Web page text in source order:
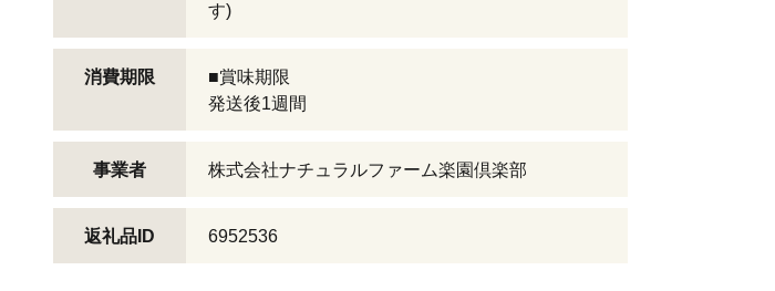
す)
消費期限
■賞味期限
発送後1週間
事業者 株式会社ナチュラルファーム楽園倶楽部
返礼品ID 6952536